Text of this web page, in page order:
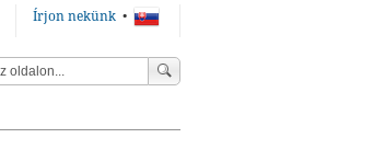
Írjon nekünk •